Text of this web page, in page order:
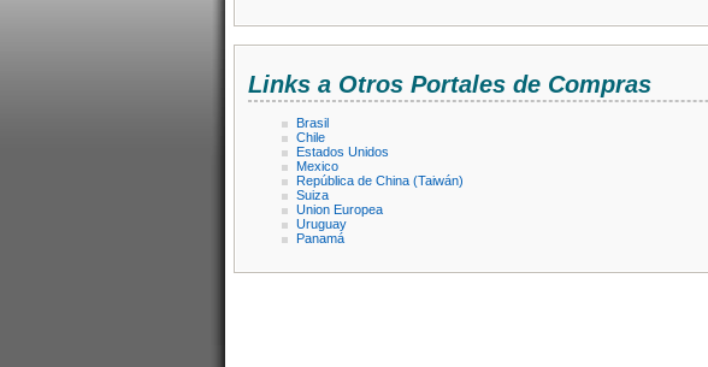
Links a Otros Portales de Compras
Brasil
Chile
Estados Unidos
Mexico
República de China (Taiwán)
Suiza
Union Europea
Uruguay
Panamá